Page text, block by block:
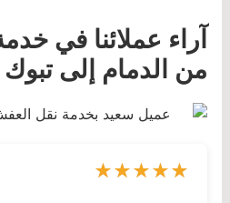
آراء عملائنا في
من الدمام إلى تبوك